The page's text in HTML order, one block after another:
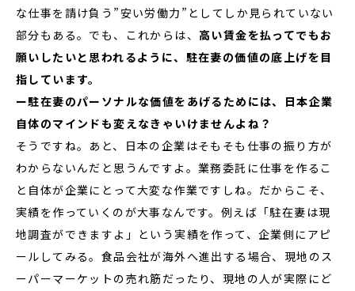
な仕事を請け負う”安い労働力”としてしか見られていない
部分もある。でも、これからは、 高い賃金を払ってでもお
願いしたいと思われるように、駐在妻の価値の底上げを目
指しています。
ー駐在妻のパーソナルな価値をあげるためには、日本企業
自体のマインドも変えなきゃいけませんよね？
そうですね。あと、日本の企業はそもそも仕事の振り方が
わからないんだと思うんですよ。業務委託に仕事を作るこ
と自体が企業にとって大変な作業ですしね。だからこそ、
実績を作っていくのが大事なんです。例えば「駐在妻は現
地調査ができますよ」という実績を作って、企業側にアピ
ールしてみる。食品会社が海外へ進出する場合、現地のス
ーパーマーケットの売れ筋だったり、現地の人が実際にど